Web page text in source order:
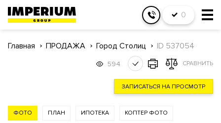
0
Главная ПРОДАЖА Город Столиц ID 537054
594 СРАВНИТЬ
ЗАПИСАТЬСЯ НА ПРОСМОТР
ФОТО ПЛАН ИПОТЕКА КОПТЕР ФОТО